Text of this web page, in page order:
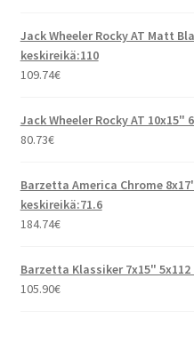
Jack Wheeler Rocky AT Matt
keskireikä:110
109.74€
Jack Wheeler Rocky AT 10x15"
80.73€
Barzetta America Chrome
keskireikä:71.6
184.74€
Barzetta Klassiker 7x15" 5x112
105.90€